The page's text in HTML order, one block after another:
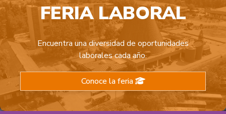
FERIA LABORAL
Encuentra una diversidad de oportunidades
laborales cada año.
Conoce la feria